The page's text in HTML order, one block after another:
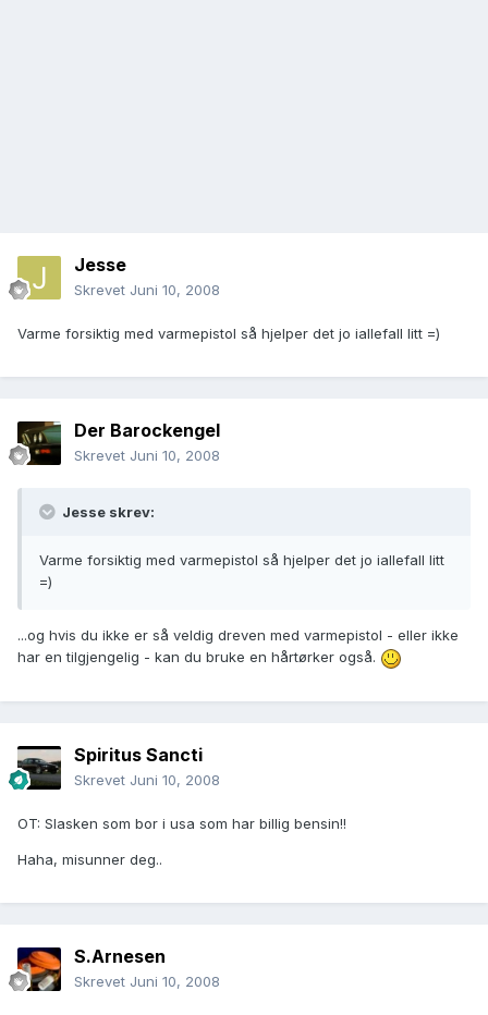
Jesse
Skrevet Juni 10, 2008
Varme forsiktig med varmepistol så hjelper det jo iallefall litt =)
Der Barockengel
Skrevet Juni 10, 2008
Jesse skrev:
Varme forsiktig med varmepistol så hjelper det jo iallefall litt
=)
...og hvis du ikke er så veldig dreven med varmepistol - eller ikke
har en tilgjengelig - kan du bruke en hårtørker også.
Spiritus Sancti
Skrevet Juni 10, 2008
OT: Slasken som bor i usa som har billig bensin!!
Haha, misunner deg..
S.Arnesen
Skrevet Juni 10, 2008